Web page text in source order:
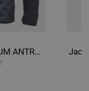
Jachetă softshell NEURUM ANTRACIT